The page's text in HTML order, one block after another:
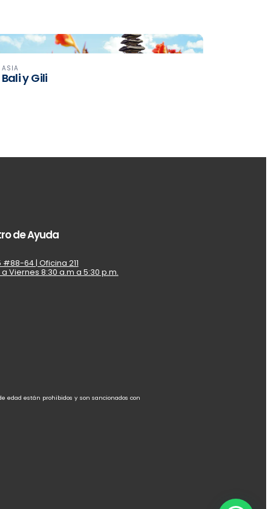
ASIA
Bali y Gili
de Ayuda
#88-64 | Oficina 211
a Viernes 8:30 a.m a 5:30 p.m.
están prohibidos y son sancionados con